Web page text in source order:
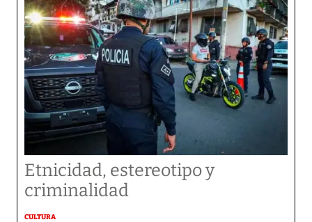
Etnicidad, estereotipo y
criminalidad
CULTURA